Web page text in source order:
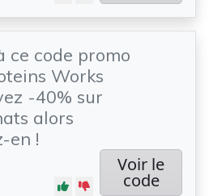
ce code promo
Works
-40% sur
alors
en !
Voir le
code